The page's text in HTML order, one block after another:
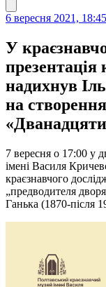
6 вересня 2021, 18:45
У
надихнув
на
«Дванадцяти
7 вересня о 17:00 у
імені Василя
краєзнавчого
„предводителя
Ганька (1870-після